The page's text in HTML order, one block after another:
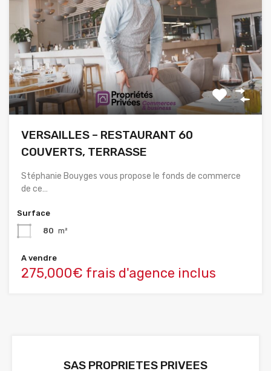
VERSAILLES – RESTAURANT 60
COUVERTS, TERRASSE
Stéphanie Bouyges vous propose le fonds de commerce
de ce…
Surface
80 m²
A vendre
275,000€ frais d'agence inclus
SAS PROPRIETES PRIVEES